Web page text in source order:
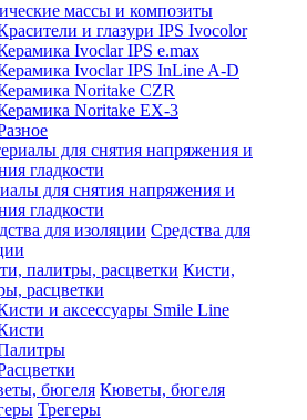
массы и композиты
и глазури IPS Ivocolor
Ivoclar IPS e.max
Ivoclar IPS InLine A-D
Noritake CZR
Noritake EX-3
для снятия напряжения и
гладкости
Средства для
Кисти,
расцветки
и аксессуары Smile Line
Кюветы, бюгеля
Трегеры